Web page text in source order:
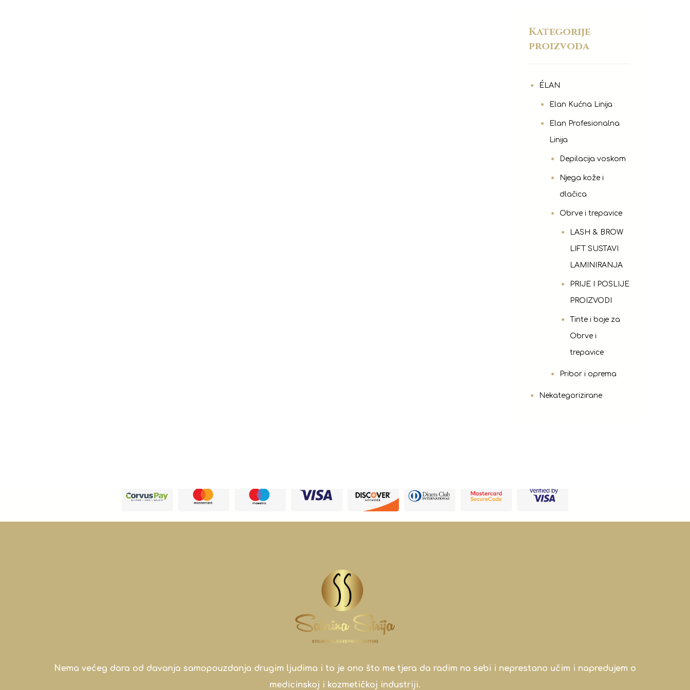
Kategorije
proizvoda
ÉLAN
Elan Kućna Linija
Elan Profesionalna
Linija
Depilacija voskom
Njega kože i
dlačica
Obrve i trepavice
LASH & BROW
LIFT SUSTAVI
LAMINIRANJA
PRIJE I POSLIJE
PROIZVODI
Tinte i boje za
Obrve i
trepavice
Pribor i oprema
Nekategorizirane
Nema većeg dara od davanja samopouzdanja drugim ljudima i to je ono što me tjera da radim na sebi i neprestano učim i napredujem o
medicinskoj i kozmetičkoj industriji.